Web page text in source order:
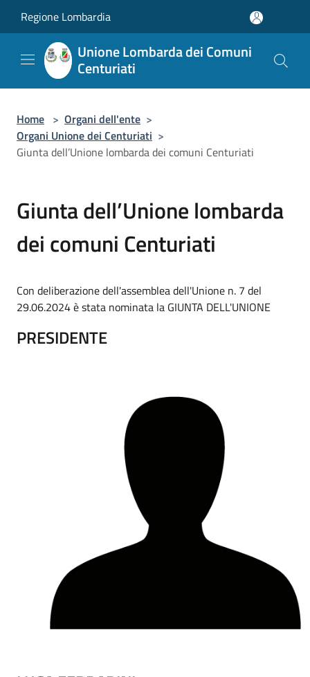
Regione Lombardia
Unione Lombarda dei Comuni
Centuriati
Home > Organi dell'ente >
Organi Unione dei Centuriati >
Giunta dell’Unione lombarda dei comuni Centuriati
Giunta dell’Unione lombarda
dei comuni Centuriati
Con deliberazione dell'assemblea dell'Unione n. 7 del
29.06.2024 è stata nominata la GIUNTA DELL'UNIONE
PRESIDENTE